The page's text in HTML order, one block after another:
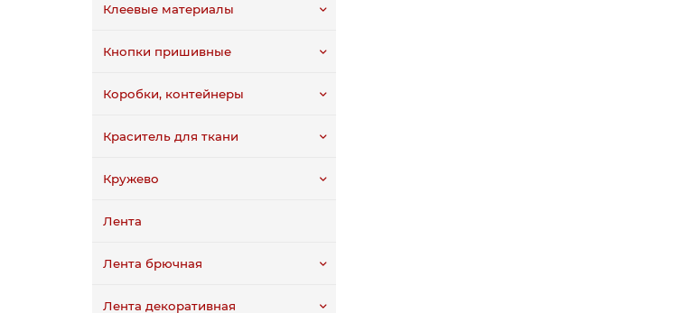
Клеевые материалы
Кнопки пришивные
Коробки, контейнеры
Краситель для ткани
Кружево
Лента
Лента брючная
Лента декоративная